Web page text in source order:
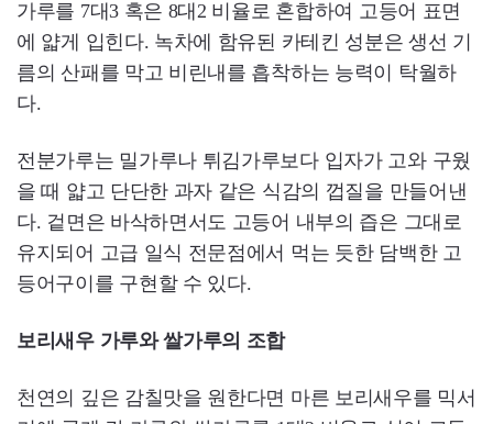
가루를 7대3 혹은 8대2 비율로 혼합하여 고등어 표면
에 얇게 입힌다. 녹차에 함유된 카테킨 성분은 생선 기
름의 산패를 막고 비린내를 흡착하는 능력이 탁월하
다.
전분가루는 밀가루나 튀김가루보다 입자가 고와 구웠
을 때 얇고 단단한 과자 같은 식감의 껍질을 만들어낸
다. 겉면은 바삭하면서도 고등어 내부의 즙은 그대로
유지되어 고급 일식 전문점에서 먹는 듯한 담백한 고
등어구이를 구현할 수 있다.
보리새우 가루와 쌀가루의 조합
천연의 깊은 감칠맛을 원한다면 마른 보리새우를 믹서